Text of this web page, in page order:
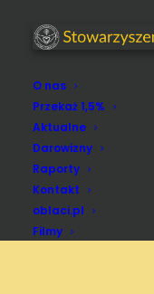
O nas
Przekaż 1,5%
Aktualne
Darowizny
Raporty
Kontakt
oblaci.pl
Filmy